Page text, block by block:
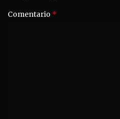
Comentario *